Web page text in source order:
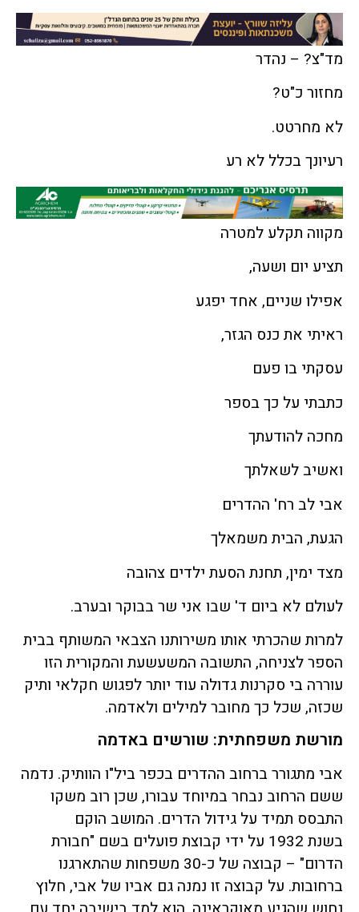
מד"צ? – נהדר
מחזור כ"ט?
לא מחרטט.
רעיונך בכלל לא רע
מקווה תקלע למטרה
תציע יום ושעה,
אפילו שניים, אחד יפגע
ראיתי את כנס הגזר,
עסקתי בו פעם
כתבתי על כך בספר
מחכה להודעתך
ואשיב לשאלתך
אבי לב רח' ההדרים
הגעת, הבית משמאלך
מצד ימין, תחנת הסעת ילדים צהובה
לעולם לא ביום ד' שבו אני שר בבוקר ובערב.
למרות שהכרתי אותו משירותנו הצבאי המשותף בבית
הספר לצניחה, התשובה המשעשעת והמקורית הזו
עוררה בי סקרנות גדולה עוד יותר לפגוש חקלאי ותיק
שכזה, שכל כך מחובר למילים ולאדמה.
מורשת משפחתית: שורשים באדמה
אבי מתגורר ברחוב ההדרים בכפר ביל"ו הוותיק. נדמה
ששם הרחוב נבחר במיוחד עבורו, שכן רוב משקו
התבסס תמיד על גידול הדרים. המושב הוקם
בשנת 1932 על ידי קבוצת פועלים בשם "חבורת
הדרום" – קבוצה של כ-30 משפחות שהתארגנו
ברחובות. על קבוצה זו נמנה גם אביו של אבי, חלוץ